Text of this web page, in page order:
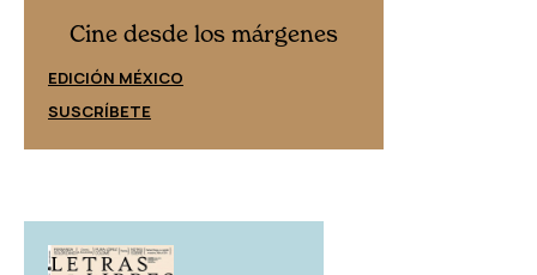
Cine desde los márgenes
EDICIÓN MÉXICO
SUSCRÍBETE